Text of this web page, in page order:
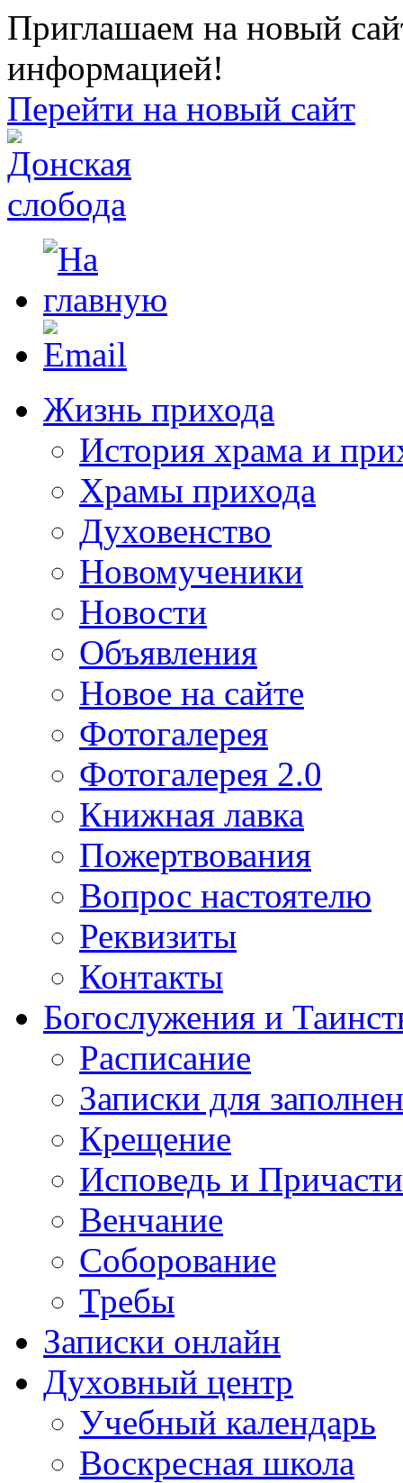
Приглашаем на новый
информацией!
Перейти на новый сайт
Жизнь прихода
История храма и
Храмы прихода
Духовенство
Новомученики
Новости
Объявления
Новое на сайте
Фотогалерея
Фотогалерея 2.0
Книжная лавка
Пожертвования
Вопрос настоятелю
Реквизиты
Контакты
Богослужения и
Расписание
Записки для
Крещение
Исповедь и
Венчание
Соборование
Требы
Записки онлайн
Духовный центр
Учебный календарь
Воскресная школа